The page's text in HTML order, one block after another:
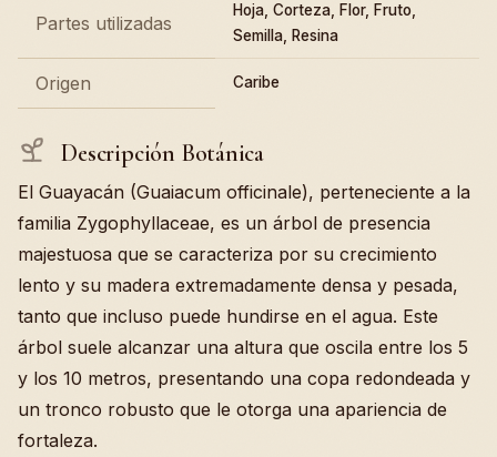
Partes utilizadas
Hoja, Corteza, Flor, Fruto,
Semilla, Resina
Origen Caribe
Descripción Botánica
El Guayacán (Guaiacum officinale), perteneciente a la
familia Zygophyllaceae, es un árbol de presencia
majestuosa que se caracteriza por su crecimiento
lento y su madera extremadamente densa y pesada,
tanto que incluso puede hundirse en el agua. Este
árbol suele alcanzar una altura que oscila entre los 5
y los 10 metros, presentando una copa redondeada y
un tronco robusto que le otorga una apariencia de
fortaleza.